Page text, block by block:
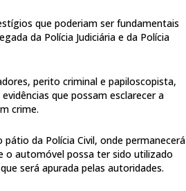
que poderiam ser fundamentais
da Polícia Judiciária e da Polícia
perito criminal e papiloscopista,
que possam esclarecer a
crime.
da Polícia Civil, onde permanecerá
o automóvel possa ter sido utilizado
será apurada pelas autoridades.